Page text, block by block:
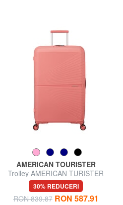
AMERICAN TOURISTER
Trolley AMERICAN TURISTER
AIRCONIC, dimensiuni mari,
ușoare
30% REDUCERI
RON 839.87 RON 587.91